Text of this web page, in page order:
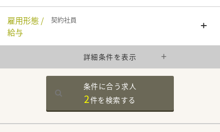
雇用形態 /
給与
契約社員
詳細条件を表示
条件に合う求人
2件を検索する